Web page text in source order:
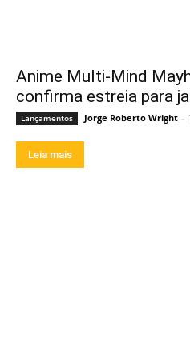
Anime Multi-Mind
confirma estreia para
Lançamentos Jorge Roberto Wright -
Leia mais